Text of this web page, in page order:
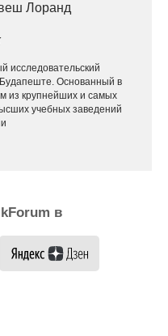
Лоранд
исследовательский
Основанный в
из крупнейших и самых
учебных заведений
в